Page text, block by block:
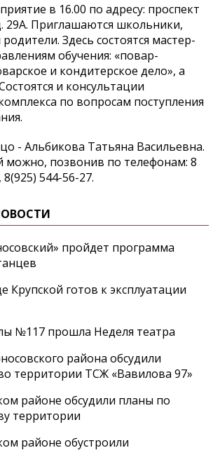
в 16.00 по адресу: проспект
29А. Приглашаются школьники,
Здесь состоятся мастер-
обучения: «повар-
и кондитерское дело», а
и консультации
по вопросам поступления
- Альбикова Татьяна Васильевна.
можно, позвонив по телефонам: 8
544-56-27.
пройдет программа
Крупской готов к эксплуатации
№117 прошла Неделя театра
района обсудили
территории ТСЖ «Вавилова 97»
районе обсудили планы по
территории
районе обустроили